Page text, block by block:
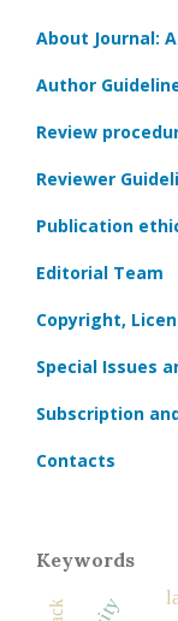
About Journal:
Author
Review
Reviewer
Publication
Editorial Team
Copyright,
Special Issues
Subscription
Contacts
Keywords